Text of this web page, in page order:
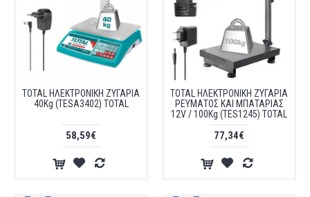
TOTAL ΗΛΕΚΤΡΟΝΙΚΗ ΖΥΓΑΡΙΑ
40Kg (TESA3402) TOTAL
58,59€
TOTAL ΗΛΕΚΤΡΟΝΙΚΗ ΖΥΓΑΡΙΑ
ΡΕΥΜΑΤΟΣ ΚΑΙ ΜΠΑΤΑΡΙΑΣ
12V / 100Kg (TES1245) TOTAL
77,34€